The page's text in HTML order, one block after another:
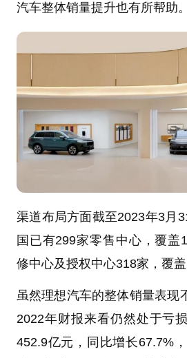
汽车整体销量提升也有所帮助。
渠道布局方面截至2023年3月
国已有299家零售中心，覆盖
修中心及授权中心318家，覆盖
虽然理想汽车的整体销量表现
2022年财报来看仍然处于亏
452.9亿元，同比增长67.7%